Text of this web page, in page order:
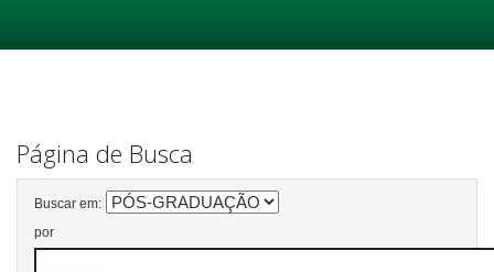
Página de Busca
Buscar em:
por